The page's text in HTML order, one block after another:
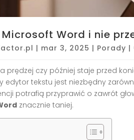
Word i nie
| mar 3, 2025 | Porady |
prędzej czy później staje przed
edytor tekstu jest niezbędny
potrafią przyprawić o zawrót
znacznie taniej.